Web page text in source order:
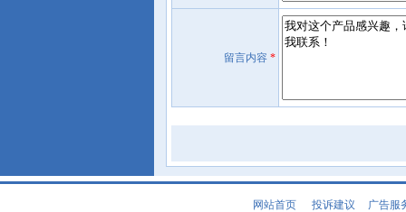
留言内容 *
网站首页| 投诉建议 广告服